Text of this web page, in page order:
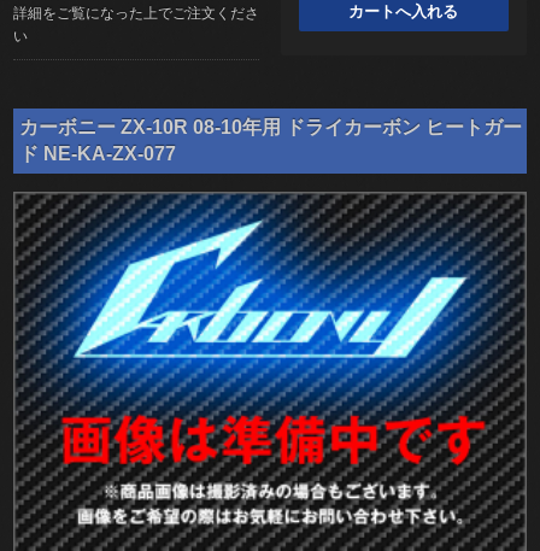
詳細をご覧になった上でご注文くださ
い
カーボニー ZX-10R 08-10年用 ドライカーボン ヒートガー
ド NE-KA-ZX-077